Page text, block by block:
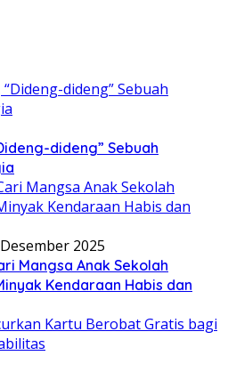
dideng” Sebuah
2025
Mangsa Anak Sekolah
Kendaraan Habis dan